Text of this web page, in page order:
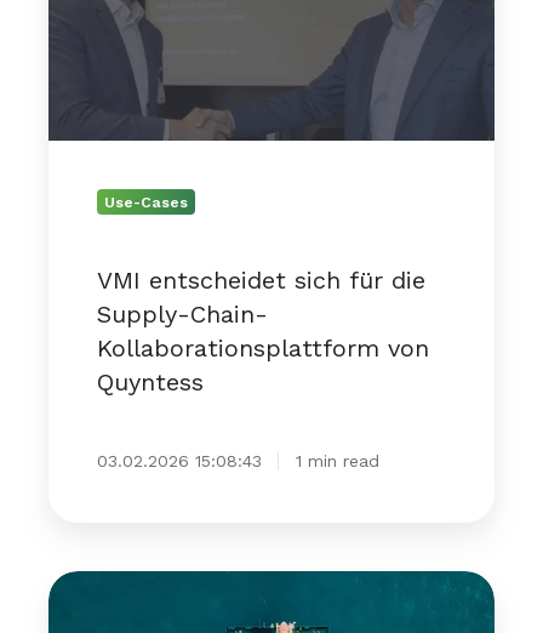
Kollaborationsplattform
von
Use-Cases
VMI entscheidet sich für die
Supply-Chain-
Kollaborationsplattform von
Quyntess
03.02.2026 15:08:43 1 min read
Verwenden